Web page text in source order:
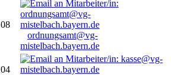
ordnungsamt@vg-
mistelbach.bayern.de